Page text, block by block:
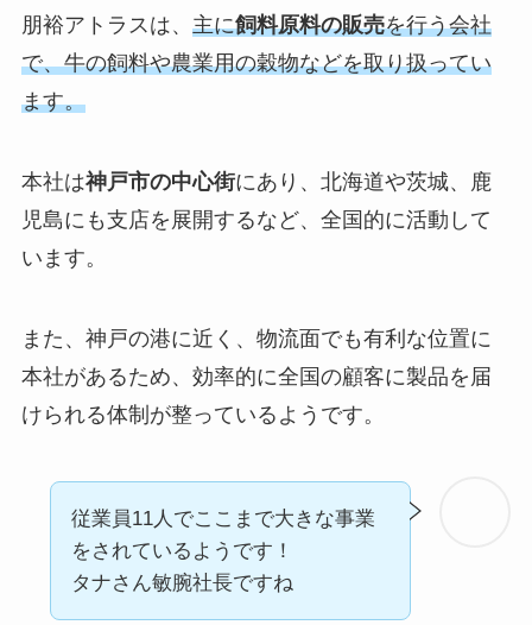
朋裕アトラスは、 主に飼料原料の販売を行う会社
で、牛の飼料や農業用の穀物などを取り扱ってい
ます。
本社は神戸市の中心街にあり、北海道や茨城、鹿
児島にも支店を展開するなど、全国的に活動して
います。
また、神戸の港に近く、物流面でも有利な位置に
本社があるため、効率的に全国の顧客に製品を届
けられる体制が整っているようです。
従業員11人でここまで大きな事業
をされているようです！
タナさん敏腕社長ですね